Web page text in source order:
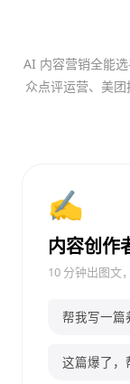
AI 内容营销全能
众点评运营、美
✍️
内容创作
10 分钟出图文
帮我写一篇
这篇爆了，